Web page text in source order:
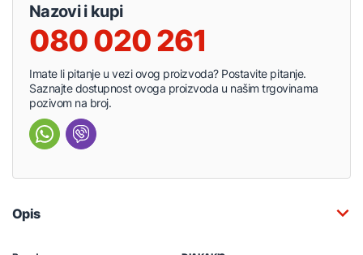
Nazovi i kupi
080 020 261
Imate li pitanje u vezi ovog proizvoda? Postavite pitanje.
Saznajte dostupnost ovoga proizvoda u našim trgovinama
pozivom na broj.
Opis